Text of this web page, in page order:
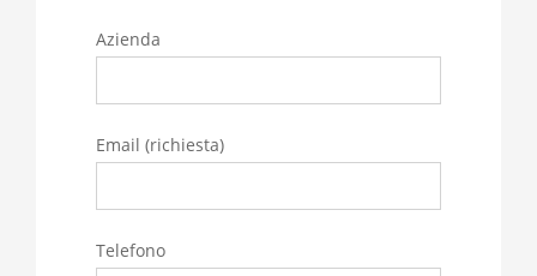
Azienda
Email (richiesta)
Telefono